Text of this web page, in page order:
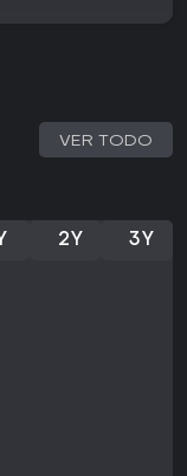
VER TODO
2Y 3Y